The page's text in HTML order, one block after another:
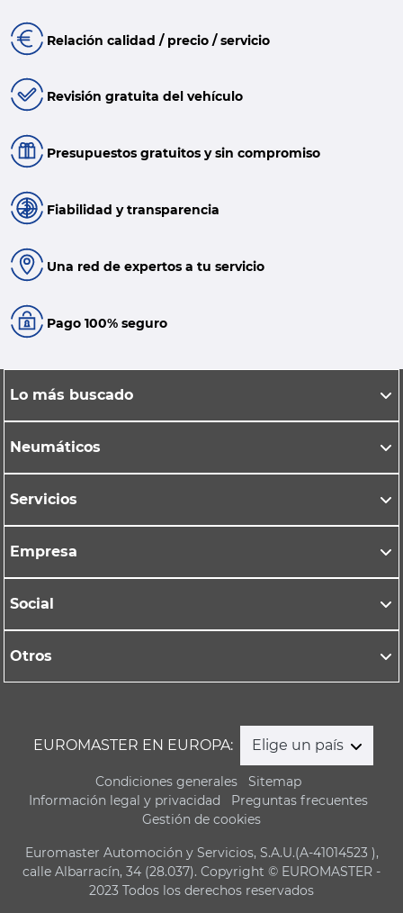
Relación calidad / precio / servicio
Revisión gratuita del vehículo
Presupuestos gratuitos y sin compromiso
Fiabilidad y transparencia
Una red de expertos a tu servicio
Pago 100% seguro
Lo más buscado
Neumáticos
Servicios
Empresa
Social
Otros
EUROMASTER EN EUROPA: Elige un país
Condiciones generales
Sitemap
Información legal y privacidad
Preguntas frecuentes
Gestión de cookies
Euromaster Automoción y Servicios, S.A.U.(A-41014523 ),
calle Albarracín, 34 (28.037). Copyright © EUROMASTER -
2023 Todos los derechos reservados